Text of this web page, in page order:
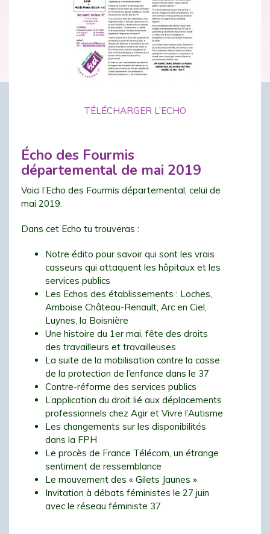
TÉLÉCHARGER L’ECHO
Écho des Fourmis
départemental de mai 2019
Voici l’Echo des Fourmis départemental, celui de
mai 2019.
Dans cet Echo tu trouveras :
Notre édito pour savoir qui sont les vrais
casseurs qui attaquent les hôpitaux et les
services publics
Les Echos des établissements : Loches,
Amboise Château-Renault, Arc en Ciel,
Luynes, la Boisnière
Une histoire du 1er mai, fête des droits
des travailleurs et travailleuses
La suite de la mobilisation contre la casse
de la protection de l’enfance dans le 37
Contre-réforme des services publics
L’application du droit lié aux déplacements
professionnels chez Agir et Vivre l’Autisme
Les changements sur les disponibilités
dans la FPH
Le procès de France Télécom, un étrange
sentiment de ressemblance
Le mouvement des « Gilets Jaunes »
Invitation à débats féministes le 27 juin
avec le réseau féministe 37